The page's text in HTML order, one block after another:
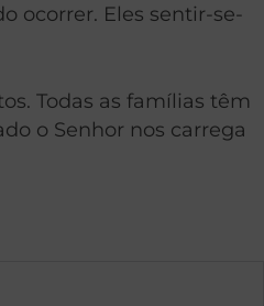
ocorrer. Eles sentir-se-
Todas as famílias têm
o Senhor nos carrega